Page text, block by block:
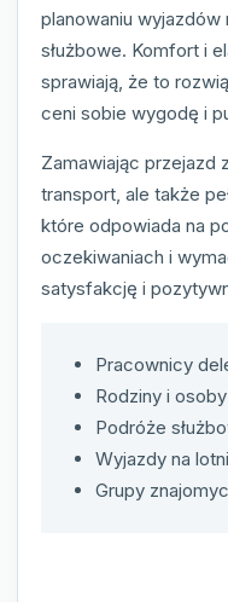
planowaniu wyjazdów
służbowe. Komfort i
sprawiają, że to
ceni sobie wygodę i
Zamawiając przejazd
transport, ale także
które odpowiada na
oczekiwaniach i
satysfakcję i
Pracownicy
Rodziny i
Podróże
Wyjazdy na
Grupy